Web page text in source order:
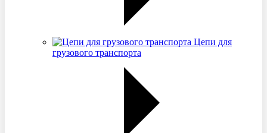
Цепи для
грузового транспорта